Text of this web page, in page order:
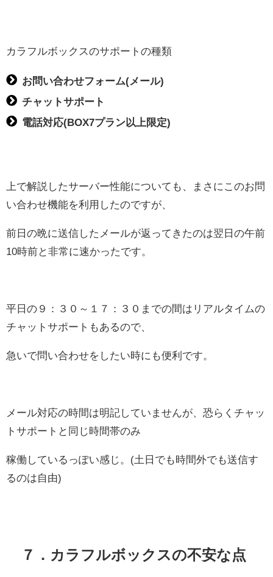
カラフルボックスのサポートの種類
お問い合わせフォーム(メール)
チャットサポート
電話対応(BOX7プラン以上限定)
上で解説したサーバー性能についても、まさにこのお問
い合わせ機能を利用したのですが、
前日の晩に送信したメールが返ってきたのは翌日の午前
10時前と非常に速かったです。
平日の９：３０～１７：３０までの間はリアルタイムの
チャットサポートもあるので、
急いで問い合わせをしたい時にも便利です。
メール対応の時間は明記していませんが、恐らくチャッ
トサポートと同じ時間帯のみ
稼働しているっぽい感じ。(土日でも時間外でも送信す
るのは自由)
７．カラフルボックスの不安な点